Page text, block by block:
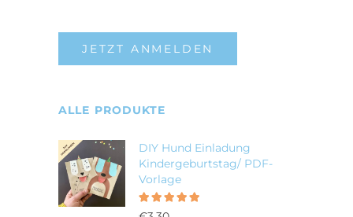
JETZT ANMELDEN
ALLE PRODUKTE
DIY Hund Einladung
Kindergeburtstag/ PDF-
Vorlage
mit5.00